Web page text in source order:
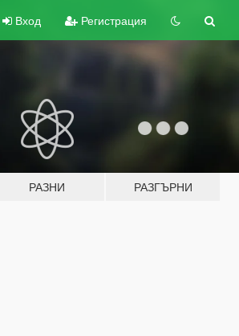
Вход Регистрация
РАЗНИ РАЗГЪРНИ